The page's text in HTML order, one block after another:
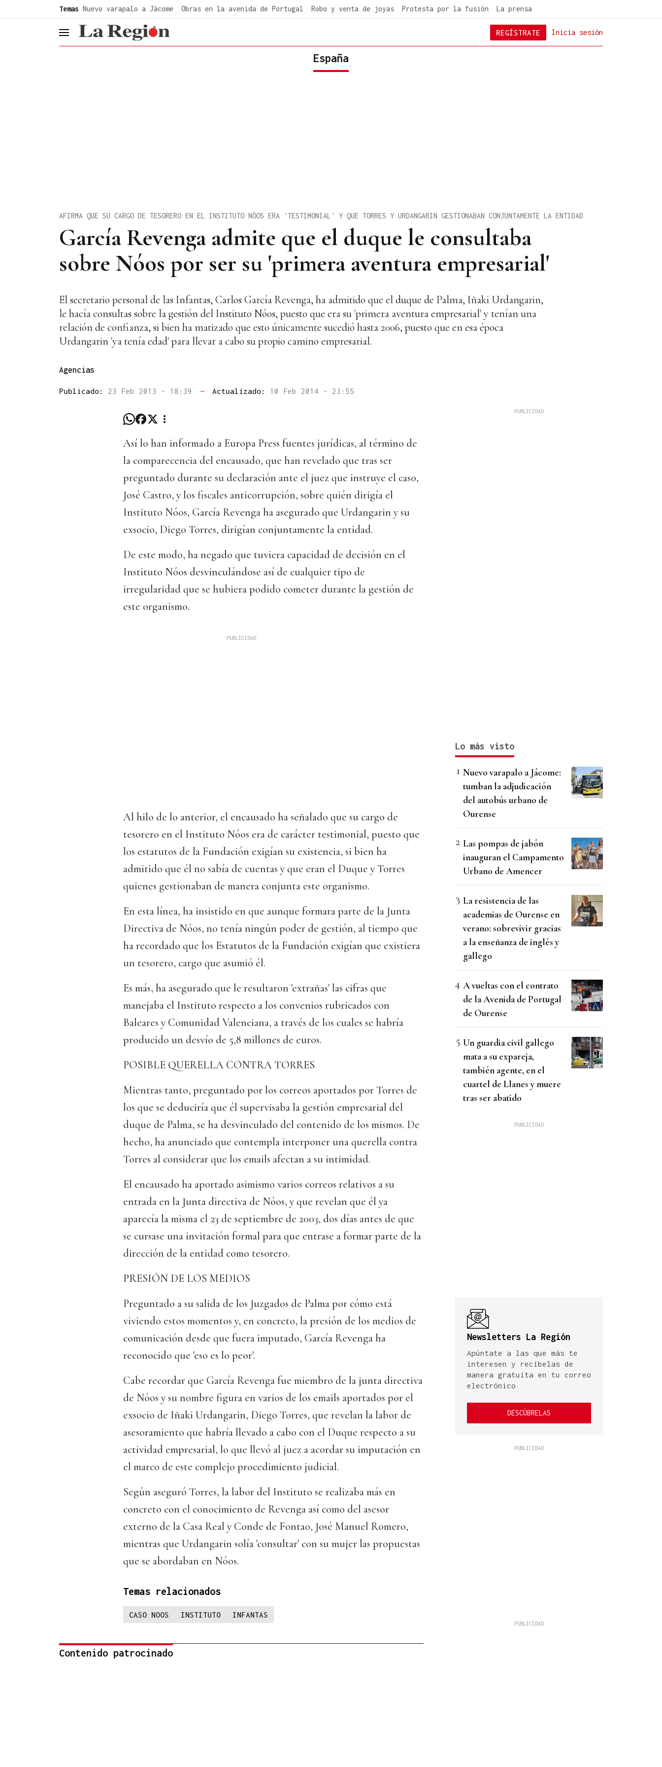
Temas Nuevo varapalo a Jácome Obras en la avenida de Portugal Robo y venta de joyas Protesta por la fusión La prensa
header.menu.open Inicia sesión
REGÍSTRATE
España
García Revenga admite que el duque le consultaba
sobre Nóos por ser su 'primera aventura empresarial'
AFIRMA QUE SU CARGO DE TESORERO EN EL INSTITUTO NÓOS ERA 'TESTIMONIAL' Y QUE TORRES Y URDANGARIN GESTIONABAN CONJUNTAMENTE LA ENTIDAD
El secretario personal de las Infantas, Carlos García Revenga, ha admitido que el duque de Palma, Iñaki Urdangarin,
le hacía consultas sobre la gestión del Instituto Nóos, puesto que era su 'primera aventura empresarial' y tenían una
relación de confianza, si bien ha matizado que esto únicamente sucedió hasta 2006, puesto que en esa época
Urdangarin 'ya tenía edad' para llevar a cabo su propio camino empresarial.
Agencias
Publicado: 23 Feb 2013 - 18:39 — Actualizado: 10 Feb 2014 - 23:55
Así lo han informado a Europa Press fuentes jurídicas, al término de
la comparecencia del encausado, que han revelado que tras ser
preguntado durante su declaración ante el juez que instruye el caso,
José Castro, y los fiscales anticorrupción, sobre quién dirigía el
Instituto Nóos, García Revenga ha asegurado que Urdangarin y su
exsocio, Diego Torres, dirigían conjuntamente la entidad.
De este modo, ha negado que tuviera capacidad de decisión en el
Instituto Nóos desvinculándose así de cualquier tipo de
irregularidad que se hubiera podido cometer durante la gestión de
este organismo.
Al hilo de lo anterior, el encausado ha señalado que su cargo de
tesorero en el Instituto Nóos era de carácter testimonial, puesto que
los estatutos de la Fundación exigían su existencia, si bien ha
admitido que él no sabía de cuentas y que eran el Duque y Torres
quienes gestionaban de manera conjunta este organismo.
En esta línea, ha insistido en que aunque formara parte de la Junta
Directiva de Nóos, no tenía ningún poder de gestión, al tiempo que
ha recordado que los Estatutos de la Fundación exigían que existiera
un tesorero, cargo que asumió él.
Es más, ha asegurado que le resultaron 'extrañas' las cifras que
manejaba el Instituto respecto a los convenios rubricados con
Baleares y Comunidad Valenciana, a través de los cuales se habría
producido un desvío de 5,8 millones de euros.
POSIBLE QUERELLA CONTRA TORRES
Mientras tanto, preguntado por los correos aportados por Torres de
los que se deduciría que él supervisaba la gestión empresarial del
duque de Palma, se ha desvinculado del contenido de los mismos. De
hecho, ha anunciado que contempla interponer una querella contra
Torres al considerar que los emails afectan a su intimidad.
El encausado ha aportado asimismo varios correos relativos a su
entrada en la Junta directiva de Nóos, y que revelan que él ya
aparecía la misma el 23 de septiembre de 2003, dos días antes de que
se cursase una invitación formal para que entrase a formar parte de la
dirección de la entidad como tesorero.
PRESIÓN DE LOS MEDIOS
Preguntado a su salida de los Juzgados de Palma por cómo está
viviendo estos momentos y, en concreto, la presión de los medios de
comunicación desde que fuera imputado, García Revenga ha
reconocido que 'eso es lo peor'.
Cabe recordar que García Revenga fue miembro de la junta directiva
de Nóos y su nombre figura en varios de los emails aportados por el
exsocio de Iñaki Urdangarin, Diego Torres, que revelan la labor de
asesoramiento que habría llevado a cabo con el Duque respecto a su
actividad empresarial, lo que llevó al juez a acordar su imputación en
el marco de este complejo procedimiento judicial.
Según aseguró Torres, la labor del Instituto se realizaba más en
concreto con el conocimiento de Revenga así como del asesor
externo de la Casa Real y Conde de Fontao, José Manuel Romero,
mientras que Urdangarin solía 'consultar' con su mujer las propuestas
que se abordaban en Nóos.
Temas relacionados
CASO NOOS INSTITUTO INFANTAS
Contenido patrocinado
Lo más visto
Nuevo varapalo a Jácome:
tumban la adjudicación
del autobús urbano de
Ourense
Las pompas de jabón
inauguran el Campamento
Urbano de Amencer
La resistencia de las
academias de Ourense en
verano: sobrevivir gracias
a la enseñanza de inglés y
gallego
A vueltas con el contrato
de la Avenida de Portugal
de Ourense
Un guardia civil gallego
mata a su expareja,
también agente, en el
cuartel de Llanes y muere
tras ser abatido
Newsletters La Región
Apúntate a las que más te
interesen y recíbelas de
manera gratuita en tu correo
electrónico
DESCÚBRELAS